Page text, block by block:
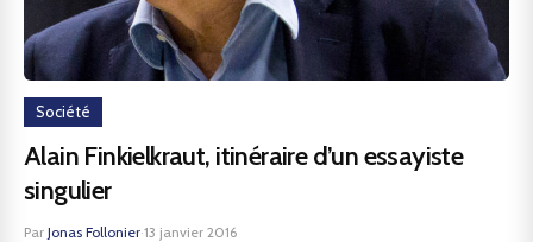
Société
Alain Finkielkraut, itinéraire d’un essayiste
singulier
Par Jonas Follonier·13 janvier 2016